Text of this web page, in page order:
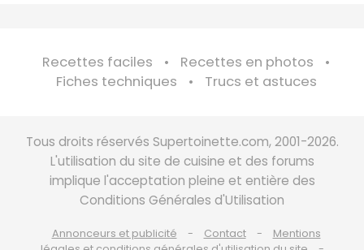
Recettes faciles
Recettes en photos
Fiches techniques
Trucs et astuces
Tous droits réservés Supertoinette.com, 2001-2026.
L'utilisation du site de cuisine et des forums
implique l'acceptation pleine et entière des
Conditions Générales d'Utilisation
Annonceurs et publicité Contact
Mentions